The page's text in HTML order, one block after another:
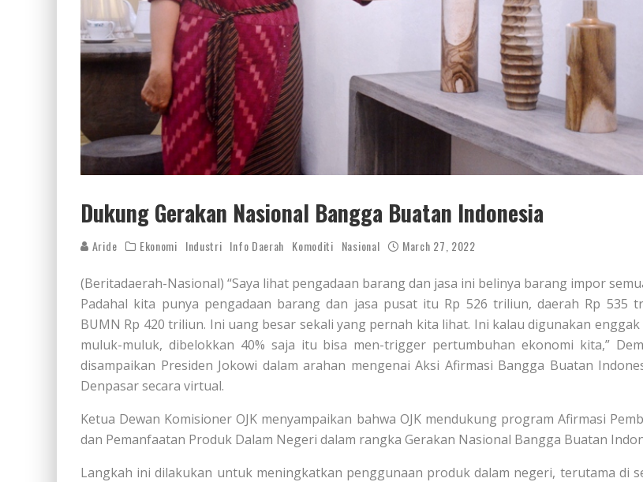
Dukung Gerakan Nasional Bangga Buatan Indonesia
Aride Ekonomi Industri Info Daerah Komoditi Nasional March 27, 2022
(Beritadaerah-Nasional) “Saya lihat pengadaan barang dan jasa ini belinya barang impor
Padahal kita punya pengadaan barang dan jasa pusat itu Rp 526 triliun, daerah Rp 535
BUMN Rp 420 triliun. Ini uang besar sekali yang pernah kita lihat. Ini kalau digunakan enggak
muluk-muluk, dibelokkan 40% saja itu bisa men-trigger pertumbuhan ekonomi kita,”
disampaikan Presiden Jokowi dalam arahan mengenai Aksi Afirmasi Bangga Buatan
Denpasar secara virtual.
Ketua Dewan Komisioner OJK menyampaikan bahwa OJK mendukung program Afirmasi
dan Pemanfaatan Produk Dalam Negeri dalam rangka Gerakan Nasional Bangga Buatan
Langkah ini dilakukan untuk meningkatkan penggunaan produk dalam negeri, terutama di